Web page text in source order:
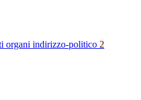
organi indirizzo-politico 2